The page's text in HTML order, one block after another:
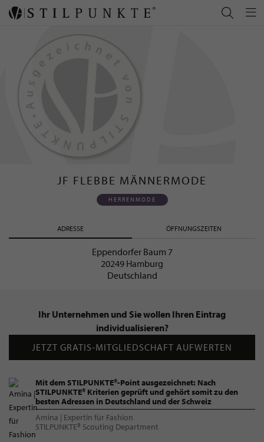
JF FLEBBE MÄNNERMODE
HERRENMODE
ADRESSE ÖFFNUNGSZEITEN
Eppendorfer Baum 7
20249 Hamburg
Deutschland
Ihr Unternehmen und Sie wollen Ihren Eintrag
individualisieren?
JETZT GRATIS-MITGLIEDSCHAFT AUFWERTEN
Mit dem STILPUNKTE®-Point ausgezeichnet: Nach
STILPUNKTE® Kriterien geprüft und gehört somit zu den
besten Adressen in Deutschland und der Schweiz
Amina | Expertin für Fashion
STILPUNKTE® Scouting Department